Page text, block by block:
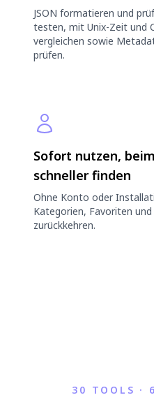
JSON formatieren und
testen, mit Unix-Zeit und
vergleichen sowie
prüfen.
Sofort nutzen,
schneller finden
Ohne Konto oder
Kategorien, Favoriten und
zurückkehren.
30 TOOLS ·